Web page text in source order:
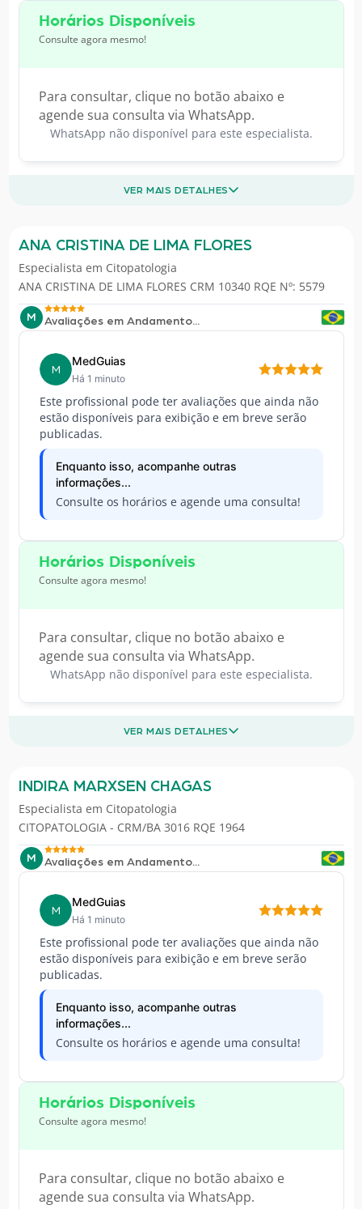
Horários Disponíveis
Consulte agora mesmo!
Para consultar, clique no botão abaixo e
agende sua consulta via WhatsApp.
WhatsApp não disponível para este especialista.
VER MAIS DETALHES
ANA CRISTINA DE LIMA FLORES
Especialista em Citopatologia
ANA CRISTINA DE LIMA FLORES CRM 10340 RQE Nº: 5579
M Avaliações em Andamento...
M
MedGuias
Há 1 minuto
Este profissional pode ter avaliações que ainda não
estão disponíveis para exibição e em breve serão
publicadas.
Enquanto isso, acompanhe outras
informações...
Consulte os horários e agende uma consulta!
Horários Disponíveis
Consulte agora mesmo!
Para consultar, clique no botão abaixo e
agende sua consulta via WhatsApp.
WhatsApp não disponível para este especialista.
VER MAIS DETALHES
INDIRA MARXSEN CHAGAS
Especialista em Citopatologia
CITOPATOLOGIA - CRM/BA 3016 RQE 1964
M Avaliações em Andamento...
M
MedGuias
Há 1 minuto
Este profissional pode ter avaliações que ainda não
estão disponíveis para exibição e em breve serão
publicadas.
Enquanto isso, acompanhe outras
informações...
Consulte os horários e agende uma consulta!
Horários Disponíveis
Consulte agora mesmo!
Para consultar, clique no botão abaixo e
agende sua consulta via WhatsApp.